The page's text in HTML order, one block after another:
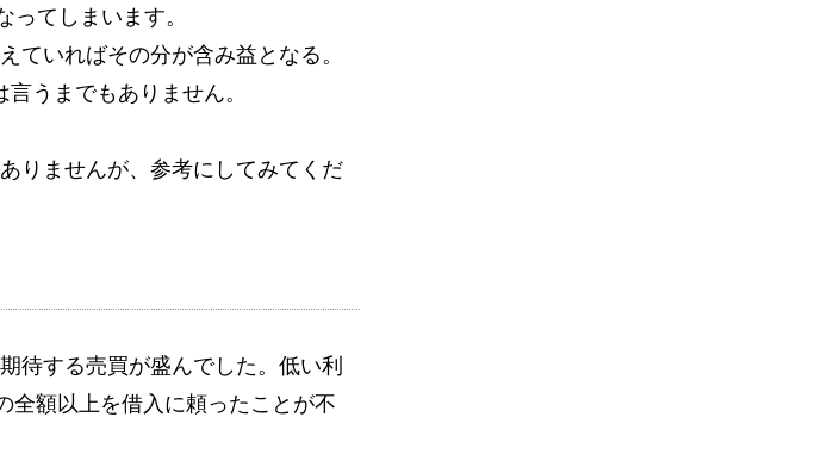
てしまいます。
いればその分が含み益となる。
うまでもありません。
りませんが、参考にしてみてくだ
待する売買が盛んでした。低い利
全額以上を借入に頼ったことが不